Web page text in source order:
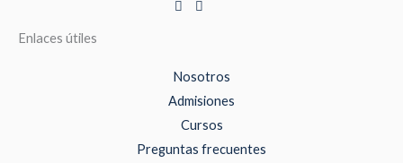
Enlaces útiles
Nosotros
Admisiones
Cursos
Preguntas frecuentes